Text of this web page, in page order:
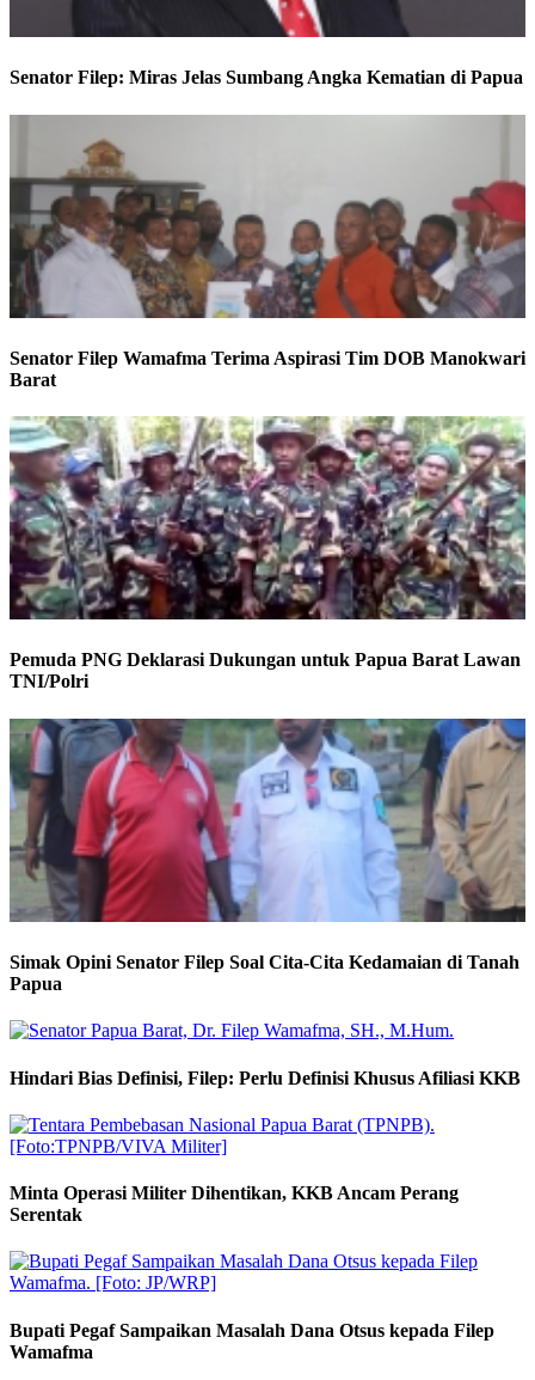
Senator Filep: Miras Jelas Sumbang Angka Kematian di Papua
Senator Filep Wamafma Terima Aspirasi Tim DOB Manokwari
Barat
Pemuda PNG Deklarasi Dukungan untuk Papua Barat Lawan
TNI/Polri
Simak Opini Senator Filep Soal Cita-Cita Kedamaian di Tanah
Papua
Hindari Bias Definisi, Filep: Perlu Definisi Khusus Afiliasi KKB
Minta Operasi Militer Dihentikan, KKB Ancam Perang
Serentak
Bupati Pegaf Sampaikan Masalah Dana Otsus kepada Filep
Wamafma